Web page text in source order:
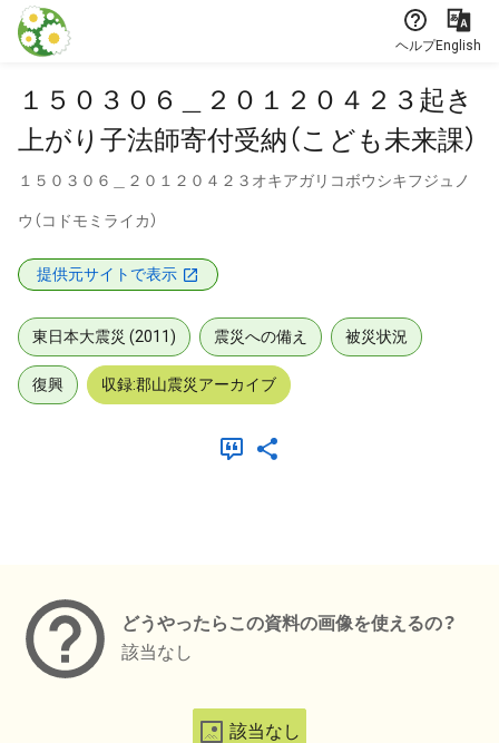
本文に飛ぶ
ヘルプEnglish
１５０３０６＿２０１２０４２３起き
上がり子法師寄付受納（こども未来課）
１５０３０６＿２０１２０４２３オキアガリコボウシキフジュノ
ウ（コドモミライカ）
提供元サイトで表示
東日本大震災 (2011) 震災への備え 被災状況
復興 収録:郡山震災アーカイブ
どうやったらこの資料の画像を使えるの？
該当なし
該当なし